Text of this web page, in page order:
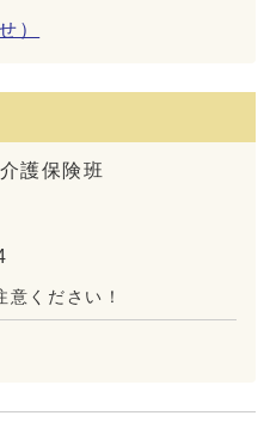
）
護保険班
ください！